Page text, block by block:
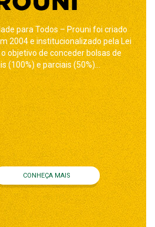
para Todos – Prouni foi criado
2004 e institucionalizado pela Lei
objetivo de conceder bolsas de
(100%) e parciais (50%)...
CONHEÇA MAIS